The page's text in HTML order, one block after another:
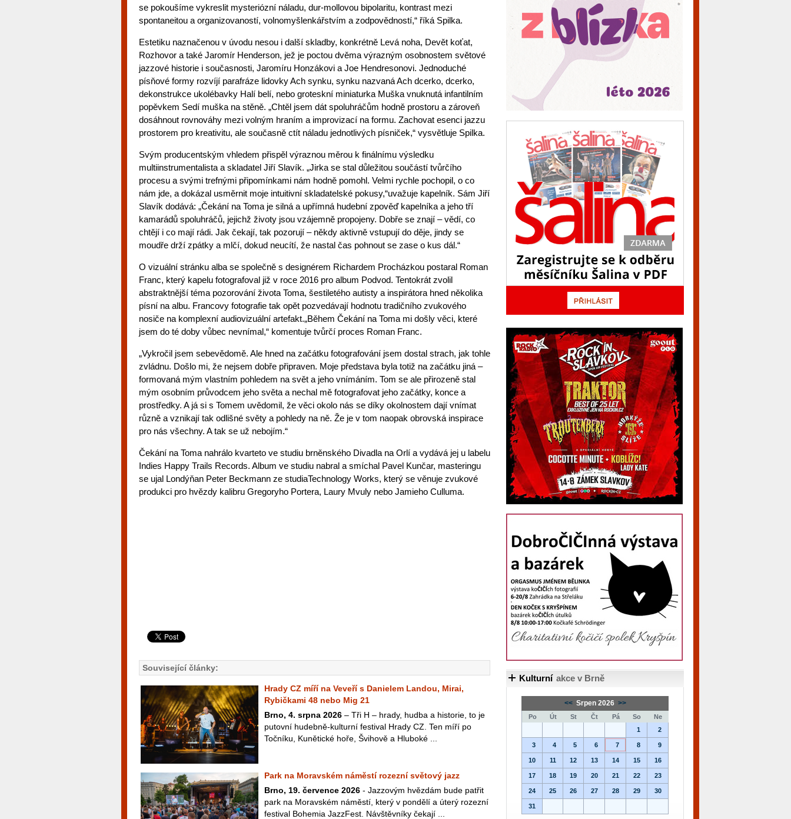
se pokoušíme vykreslit mysteriózní náladu, dur-mollovou bipolaritu, kontrast mezi
spontaneitou a organizovaností, volnomyšlenkářstvím a zodpovědností,“ říká Spilka.
Estetiku naznačenou v úvodu nesou i další skladby, konkrétně Levá noha, Devět koťat,
Rozhovor a také Jaromír Henderson, jež je poctou dvěma výrazným osobnostem světové
jazzové historie i současnosti, Jaromíru Honzákovi a Joe Hendresonovi. Jednoduché
písňové formy rozvíjí parafráze lidovky Ach synku, synku nazvaná Ach dcerko, dcerko,
dekonstrukce ukolébavky Halí belí, nebo groteskní miniaturka Muška vnuknutá infantilním
popěvkem Sedí muška na stěně. „Chtěl jsem dát spoluhráčům hodně prostoru a zároveň
dosáhnout rovnováhy mezi volným hraním a improvizací na formu. Zachovat esenci jazzu
prostorem pro kreativitu, ale současně ctít náladu jednotlivých písniček,“ vysvětluje Spilka.
Svým producentským vhledem přispěl výraznou měrou k finálnímu výsledku
multiinstrumentalista a skladatel Jiří Slavík. „Jirka se stal důležitou součástí tvůrčího
procesu a svými trefnými připomínkami nám hodně pomohl. Velmi rychle pochopil, o co
nám jde, a dokázal usměrnit moje intuitivní skladatelské pokusy,“uvažuje kapelník. Sám Jiří
Slavík dodává: „Čekání na Toma je silná a upřímná hudební zpověď kapelníka a jeho tří
kamarádů spoluhráčů, jejichž životy jsou vzájemně propojeny. Dobře se znají – vědí, co
chtějí i co mají rádi. Jak čekají, tak pozorují – někdy aktivně vstupují do děje, jindy se
moudře drží zpátky a mlčí, dokud neucítí, že nastal čas pohnout se zase o kus dál.“
O vizuální stránku alba se společně s designérem Richardem Procházkou postaral Roman
Franc, který kapelu fotografoval již v roce 2016 pro album Podvod. Tentokrát zvolil
abstraktnější téma pozorování života Toma, šestiletého autisty a inspirátora hned několika
písní na albu. Francovy fotografie tak opět pozvedávají hodnotu tradičního zvukového
nosiče na komplexní audiovizuální artefakt.„Během Čekání na Toma mi došly věci, které
jsem do té doby vůbec nevnímal,“ komentuje tvůrčí proces Roman Franc.
„Vykročil jsem sebevědomě. Ale hned na začátku fotografování jsem dostal strach, jak tohle
zvládnu. Došlo mi, že nejsem dobře připraven. Moje představa byla totiž na začátku jiná –
formovaná mým vlastním pohledem na svět a jeho vnímáním. Tom se ale přirozeně stal
mým osobním průvodcem jeho světa a nechal mě fotografovat jeho začátky, konce a
prostředky. A já si s Tomem uvědomil, že věci okolo nás se díky okolnostem dají vnímat
různě a vznikají tak odlišné světy a pohledy na ně. Že je v tom naopak obrovská inspirace
pro nás všechny. A tak se už nebojím.“
Čekání na Toma nahrálo kvarteto ve studiu brněnského Divadla na Orlí a vydává jej u labelu
Indies Happy Trails Records. Album ve studiu nabral a smíchal Pavel Kunčar, masteringu
se ujal Londýňan Peter Beckmann ze studiaTechnology Works, který se věnuje zvukové
produkci pro hvězdy kalibru Gregoryho Portera, Laury Mvuly nebo Jamieho Culluma.
Související články:
Hrady CZ míří na Veveří s Danielem Landou, Mirai,
Rybičkami 48 nebo Mig 21
Brno, 4. srpna 2026 – Tři H – hrady, hudba a historie, to je
putovní hudebně-kulturní festival Hrady CZ. Ten míří po
Točníku, Kunětické hoře, Švihově a Hluboké ...
Park na Moravském náměstí rozezní světový jazz
Brno, 19. července 2026 - Jazzovým hvězdám bude patřit
park na Moravském náměstí, který v pondělí a úterý rozezní
festival Bohemia JazzFest. Návštěvníky čekají ...
Kulturní akce v Brně
<< Srpen 2026 >>
Po Út St Čt Pá So
Ne
1
2
3 4 5 6 7 8 9
10 11 12 13 14 15 16
17 18 19 20 21 22 23
24 25 26 27 28 29 30
31